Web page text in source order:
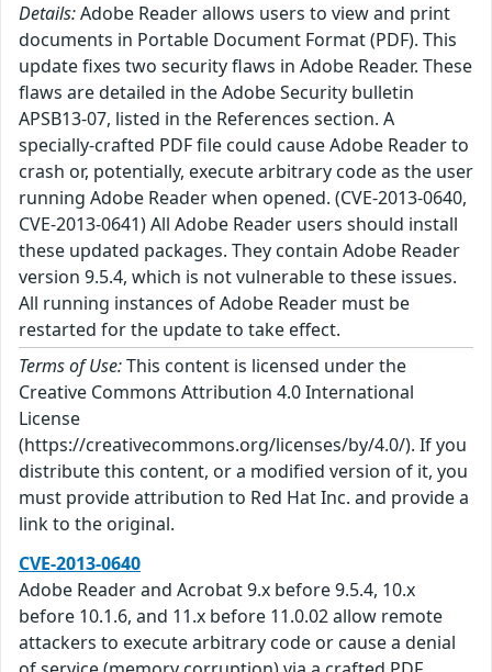
Details:Adobe Reader allows users to view and print
documents in Portable Document Format (PDF). This
update fixes two security flaws in Adobe Reader. These
flaws are detailed in the Adobe Security bulletin
APSB13-07, listed in the References section. A
specially-crafted PDF file could cause Adobe Reader to
crash or, potentially, execute arbitrary code as the user
running Adobe Reader when opened. (CVE-2013-0640,
CVE-2013-0641) All Adobe Reader users should install
these updated packages. They contain Adobe Reader
version 9.5.4, which is not vulnerable to these issues.
All running instances of Adobe Reader must be
restarted for the update to take effect.
Terms of Use:This content is licensed under the
Creative Commons Attribution 4.0 International
License
(https://creativecommons.org/licenses/by/4.0/). If you
distribute this content, or a modified version of it, you
must provide attribution to Red Hat Inc. and provide a
link to the original.
CVE-2013-0640
Adobe Reader and Acrobat 9.x before 9.5.4, 10.x
before 10.1.6, and 11.x before 11.0.02 allow remote
attackers to execute arbitrary code or cause a denial